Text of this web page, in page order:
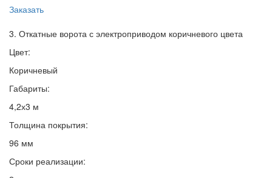
Заказать
3. Откатные ворота с электроприводом коричневого цвета
Цвет:
Коричневый
Габариты:
4,2х3 м
Толщина покрытия:
96 мм
Сроки реализации: